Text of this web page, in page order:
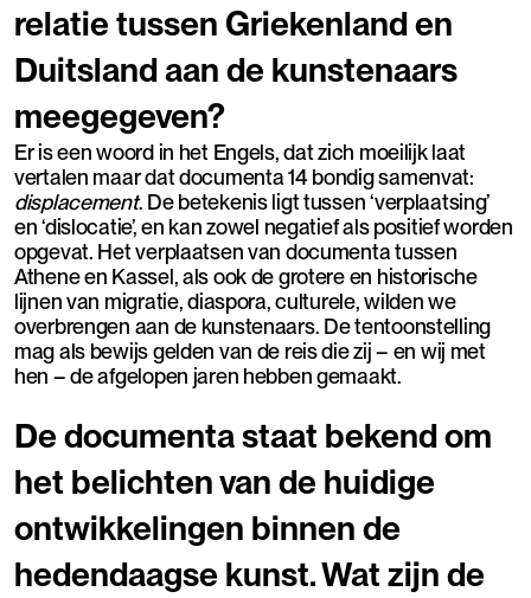
relatie tussen Griekenland en
Duitsland aan de kunstenaars
meegegeven?
Er is een woord in het Engels, dat zich moeilijk laat
vertalen maar dat documenta 14 bondig samenvat:
displacement. De betekenis ligt tussen ‘verplaatsing’
en ‘dislocatie’, en kan zowel negatief als positief worden
opgevat. Het verplaatsen van documenta tussen
Athene en Kassel, als ook de grotere en historische
lijnen van migratie, diaspora, culturele, wilden we
overbrengen aan de kunstenaars. De tentoonstelling
mag als bewijs gelden van de reis die zij – en wij met
hen – de afgelopen jaren hebben gemaakt.
De documenta staat bekend om
het belichten van de huidige
ontwikkelingen binnen de
hedendaagse kunst. Wat zijn de